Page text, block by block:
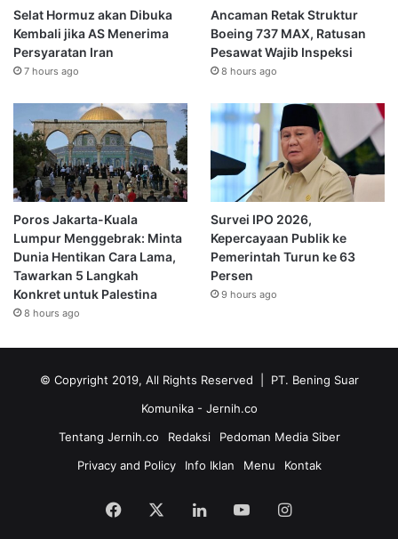
Selat Hormuz akan Dibuka
Kembali jika AS Menerima
Persyaratan Iran
7 hours ago
Ancaman Retak Struktur
Boeing 737 MAX, Ratusan
Pesawat Wajib Inspeksi
8 hours ago
Poros Jakarta-Kuala
Lumpur Menggebrak: Minta
Dunia Hentikan Cara Lama,
Tawarkan 5 Langkah
Konkret untuk Palestina
8 hours ago
Survei IPO 2026,
Kepercayaan Publik ke
Pemerintah Turun ke 63
Persen
9 hours ago
© Copyright 2019, All Rights Reserved | PT. Bening Suar
Komunika - Jernih.co
Tentang Jernih.co
Redaksi
Pedoman Media Siber
Privacy and Policy
Info Iklan Menu Kontak
Facebook LinkedInYouTubeInstagram